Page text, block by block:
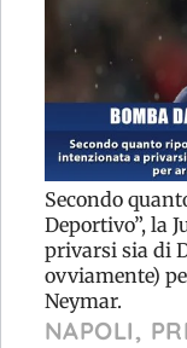
Secondo
Deportivo”, la
privarsi sia di
ovviamente)
Neymar.
NAPOLI,